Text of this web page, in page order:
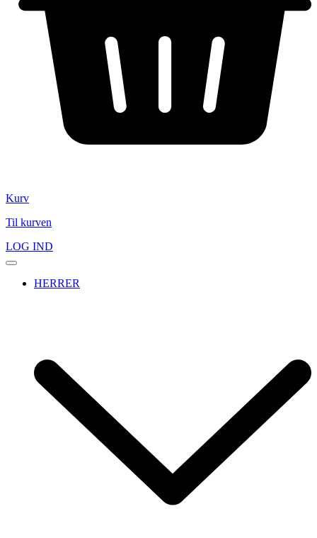
Kurv
Til kurven
LOG IND
HERRER